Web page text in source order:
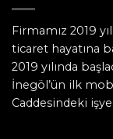
Firmamız 2019
ticaret hayatına
2019 yılında
İnegöl’ün ilk
Caddesindeki